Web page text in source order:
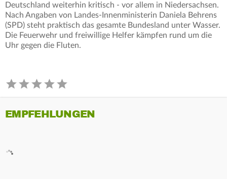
Deutschland weiterhin kritisch - vor allem in Niedersachsen.
Nach Angaben von Landes-Innenministerin Daniela Behrens
(SPD) steht praktisch das gesamte Bundesland unter Wasser.
Die Feuerwehr und freiwillige Helfer kämpfen rund um die
Uhr gegen die Fluten.
EMPFEHLUNGEN